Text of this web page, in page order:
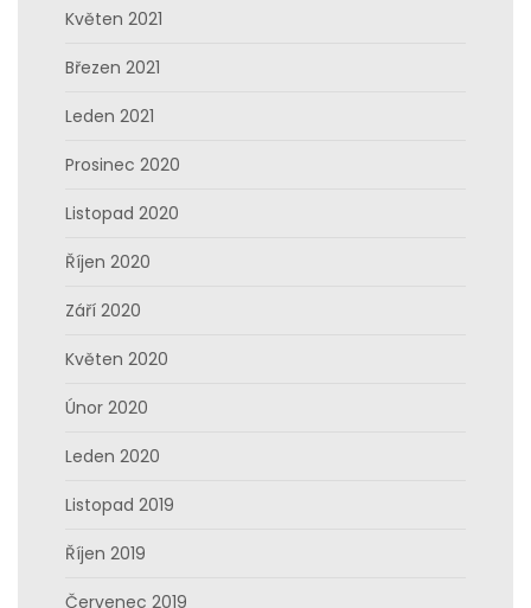
Květen 2021
Březen 2021
Leden 2021
Prosinec 2020
Listopad 2020
Říjen 2020
Září 2020
Květen 2020
Únor 2020
Leden 2020
Listopad 2019
Říjen 2019
Červenec 2019